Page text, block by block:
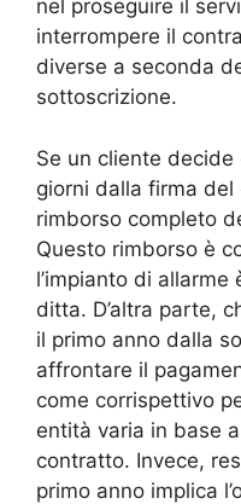
nel proseguire il
interrompere il
diverse a seconda
sottoscrizione.
Se un cliente
giorni dalla firma
rimborso completo
Questo rimborso è
l’impianto di
ditta. D’altra parte,
il primo anno dalla
affrontare il
come corrispettivo
entità varia in base
contratto. Invece,
primo anno implica